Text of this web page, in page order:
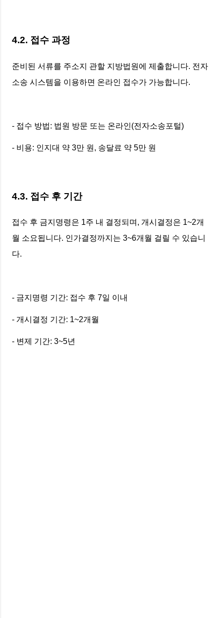
4.2. 접수 과정
준비된 서류를 주소지 관할 지방법원에 제출합니다. 전자
소송 시스템을 이용하면 온라인 접수가 가능합니다.
- 접수 방법: 법원 방문 또는 온라인(전자소송포털)
- 비용: 인지대 약 3만 원, 송달료 약 5만 원
4.3. 접수 후 기간
접수 후 금지명령은 1주 내 결정되며, 개시결정은 1~2개
월 소요됩니다. 인가결정까지는 3~6개월 걸릴 수 있습니
다.
- 금지명령 기간: 접수 후 7일 이내
- 개시결정 기간: 1~2개월
- 변제 기간: 3~5년